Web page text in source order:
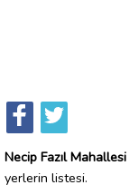
Necip Fazıl Mahallesi
yerlerin listesi.